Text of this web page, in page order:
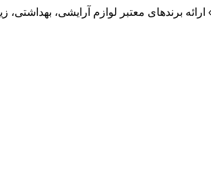
برندهای معتبر لوازم آرایشی، بهداشتی،